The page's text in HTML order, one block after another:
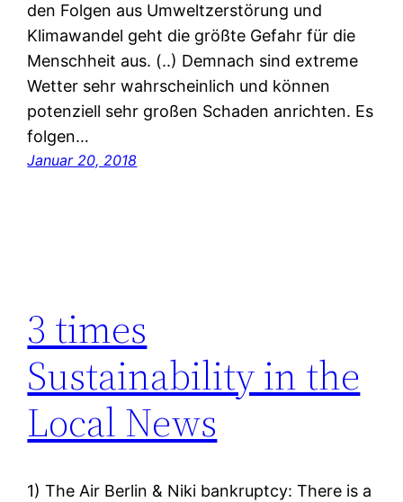
den Folgen aus Umweltzerstörung und
Klimawandel geht die größte Gefahr für die
Menschheit aus. (..) Demnach sind extreme
Wetter sehr wahrscheinlich und können
potenziell sehr großen Schaden anrichten. Es
folgen…
Januar 20, 2018
3 times
Sustainability in the
Local News
1) The Air Berlin & Niki bankruptcy: There is a